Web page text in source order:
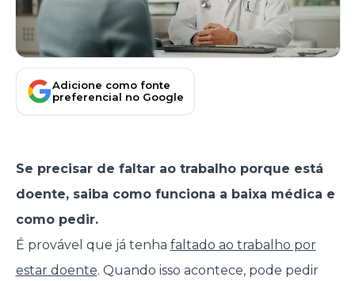
Adicione como fonte
preferencial no Google
Se precisar de faltar ao trabalho porque está
doente, saiba como funciona a baixa médica e
como pedir.
É provável que já tenha faltado ao trabalho por
estar doente. Quando isso acontece, pode pedir